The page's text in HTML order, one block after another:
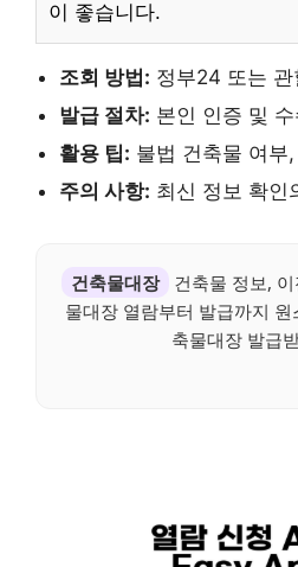
이 좋습니다.
조회 방법: 정부24 또는
발급 절차: 본인 인증 및
활용 팁: 불법 건축물 여부
주의 사항: 최신 정보 확인
건축물대장
건축물 정보,
물대장 열람부터 발급까지
축물대장 발급